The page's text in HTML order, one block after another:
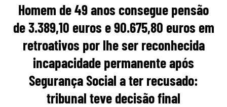
Homem de 49 anos consegue pensão
de 3.389,10 euros e 90.675,80 euros em
retroativos por lhe ser reconhecida
incapacidade permanente após
Segurança Social a ter recusado:
tribunal teve decisão final